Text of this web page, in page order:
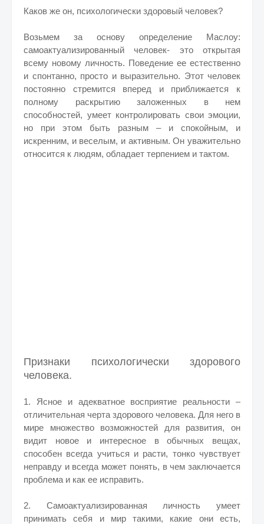
Каков же он, психологически здоровый человек?
Возьмем за основу определение Маслоу:
самоактуализированный человек- это открытая
всему новому личность. Поведение ее естественно
и спонтанно, просто и выразительно. Этот человек
постоянно стремится вперед и приближается к
полному раскрытию заложенных в нем
способностей, умеет контролировать свои эмоции,
но при этом быть разным – и спокойным, и
искренним, и веселым, и активным. Он уважительно
относится к людям, обладает терпением и тактом.
Признаки психологически здорового
человека.
1. Ясное и адекватное восприятие реальности –
отличительная черта здорового человека. Для него в
мире множество возможностей для развития, он
видит новое и интересное в обычных вещах,
способен всегда учиться и расти, тонко чувствует
неправду и всегда может понять, в чем заключается
проблема и как ее исправить.
2. Самоактуализированная личность умеет
принимать себя и мир такими, какие они есть,